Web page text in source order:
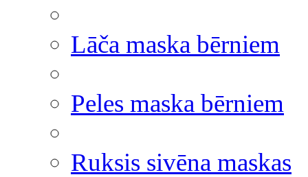
Lāča maska bērniem
Peles maska bērniem
Ruksis sivēna maskas